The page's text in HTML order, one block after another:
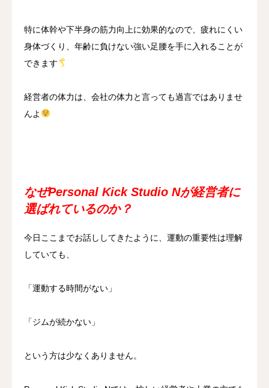
特に体幹や下半身の筋力向上に効果的なので、疲れにくい
身体づくり、年齢に負けない強い足腰を手に入れることが
できます
経営者の体力は、会社の体力と言っても過言ではありませ
んよ
なぜPersonal Kick Studio Nが経営者に
選ばれているのか？
今日ここまでお話ししてきたように、運動の重要性は理解
していても、
「運動する時間がない」
「ジムが続かない」
という方は少なくありません。